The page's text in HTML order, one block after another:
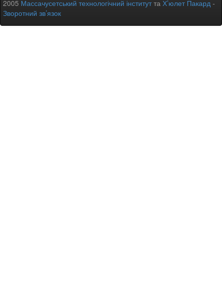
2005 Массачусетський технологічний інститутта Х’юлет Пакард -
Зворотний зв’язок